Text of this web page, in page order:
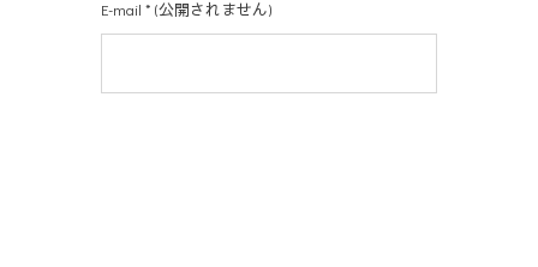
E-mail * (公開されません)